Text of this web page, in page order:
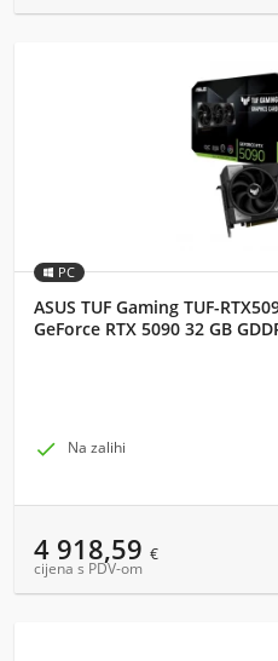
PC
ASUS TUF Gaming TUF-
GeForce RTX 5090 32 GB
 Na zalihi
4 918,59 €
cijena s PDV-om